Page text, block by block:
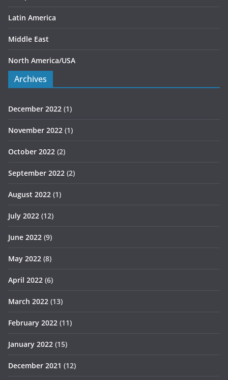
Latin America
Middle East
North America/USA
Archives
December 2022 (1)
November 2022 (1)
October 2022 (2)
September 2022 (2)
August 2022 (1)
July 2022 (12)
June 2022 (9)
May 2022 (8)
April 2022 (6)
March 2022 (13)
February 2022 (11)
January 2022 (15)
December 2021 (12)